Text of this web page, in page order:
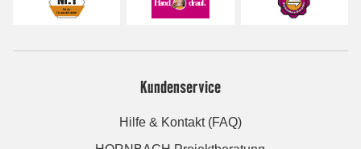
Kundenservice
Hilfe & Kontakt (FAQ)